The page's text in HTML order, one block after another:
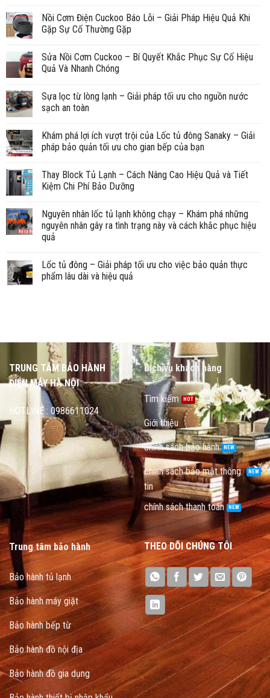
Nồi Cơm Điện Cuckoo Báo Lỗi – Giải Pháp Hiệu Quả Khi
Gặp Sự Cố Thường Gặp
Sửa Nồi Cơm Cuckoo – Bí Quyết Khắc Phục Sự Cố Hiệu
Quả Và Nhanh Chóng
Sựa lọc từ lòng lạnh – Giải pháp tối ưu cho nguồn nước
sạch an toàn
Khám phá lợi ích vượt trội của Lốc tủ đông Sanaky – Giải
pháp bảo quản tối ưu cho gian bếp của bạn
Thay Block Tủ Lạnh – Cách Nâng Cao Hiệu Quả và Tiết
Kiệm Chi Phí Bảo Dưỡng
Nguyên nhân lốc tủ lạnh không chạy – Khám phá những
nguyên nhân gây ra tình trạng này và cách khắc phục hiệu
quả
Lốc tủ đông – Giải pháp tối ưu cho việc bảo quản thực
phẩm lâu dài và hiệu quả
TRUNG TÂM BẢO HÀNH
ĐIỆN MÁY HÀ NỘI
HOTLINE : 0986611024
Dịch vụ khách hàng
Tìm kiếm
Giới thiệu
chính sách bảo hành
chính sách bảo mật thông
tin
chính sách thanh toán
Trung tâm bảo hành
Bảo hành tủ lạnh
Bảo hành máy giặt
Bảo hành bếp từ
Bảo hành đồ nội địa
Bảo hành đồ gia dụng
THEO DÕI CHÚNG TÔI